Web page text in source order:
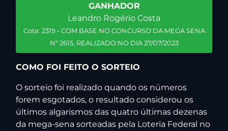
GANHADOR
Leandro Rogério Costa
Cota: 2319 - COM BASE NO CONCURSO DA MEGA SENA
Nº 2615, REALIZADO NO DIA 27/07/2023
COMO FOI FEITO O SORTEIO
O sorteio foi realizado quando os números
forem esgotados, o resultado considerou os
últimos algarismos das quatro últimas dezenas
da mega-sena sorteadas pela Loteria Federal no